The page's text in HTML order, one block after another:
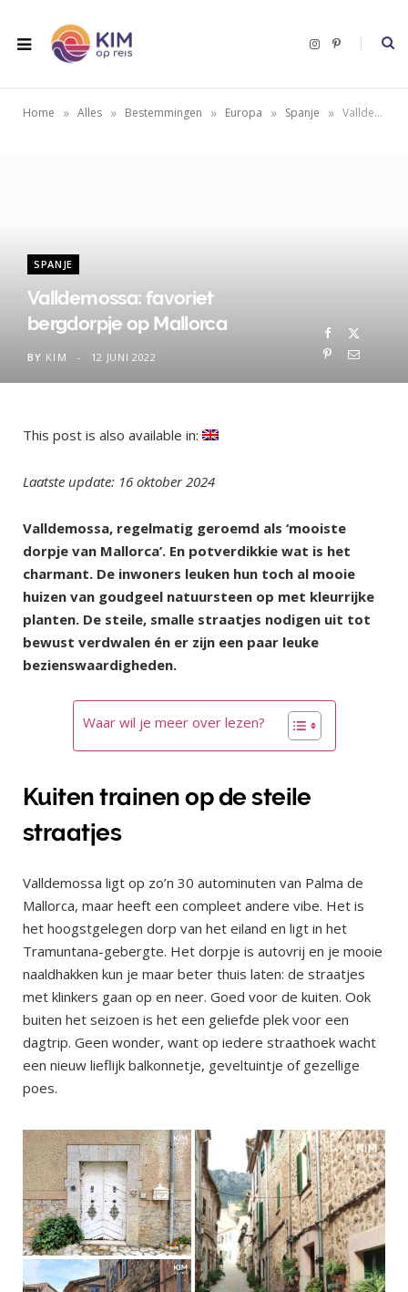
I
P
e
Home » Alles » Bestemmingen » Europa » Spanje » Valldemossa: favoriet bergdorpje op Mallorca
SPANJE
Valldemossa: favoriet
bergdorpje op Mallorca
BY KIM 12 JUNI 2022
This post is also available in:
Laatste update: 16 oktober 2024
Valldemossa, regelmatig geroemd als ‘mooiste
dorpje van Mallorca’. En potverdikkie wat is het
charmant. De inwoners leuken hun toch al mooie
huizen van goudgeel natuursteen op met kleurrijke
planten. De steile, smalle straatjes nodigen uit tot
bewust verdwalen én er zijn een paar leuke
bezienswaardigheden.
Waar wil je meer over lezen?
Kuiten trainen op de steile
straatjes
Valldemossa ligt op zo’n 30 autominuten van Palma de
Mallorca, maar heeft een compleet andere vibe. Het is
het hoogstgelegen dorp van het eiland en ligt in het
Tramuntana-gebergte. Het dorpje is autovrij en je mooie
naaldhakken kun je maar beter thuis laten: de straatjes
met klinkers gaan op en neer. Goed voor de kuiten. Ook
buiten het seizoen is het een geliefde plek voor een
dagtrip. Geen wonder, want op iedere straathoek wacht
een nieuw lieflijk balkonnetje, geveltuintje of gezellige
poes.